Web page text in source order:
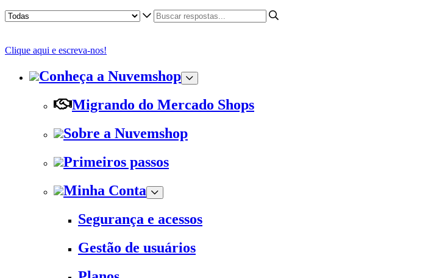
Clique aqui e escreva-nos!
Conheça a Nuvemshop
Migrando do Mercado Shops
Sobre a Nuvemshop
Primeiros passos
Minha Conta
Segurança e acessos
Gestão de usuários